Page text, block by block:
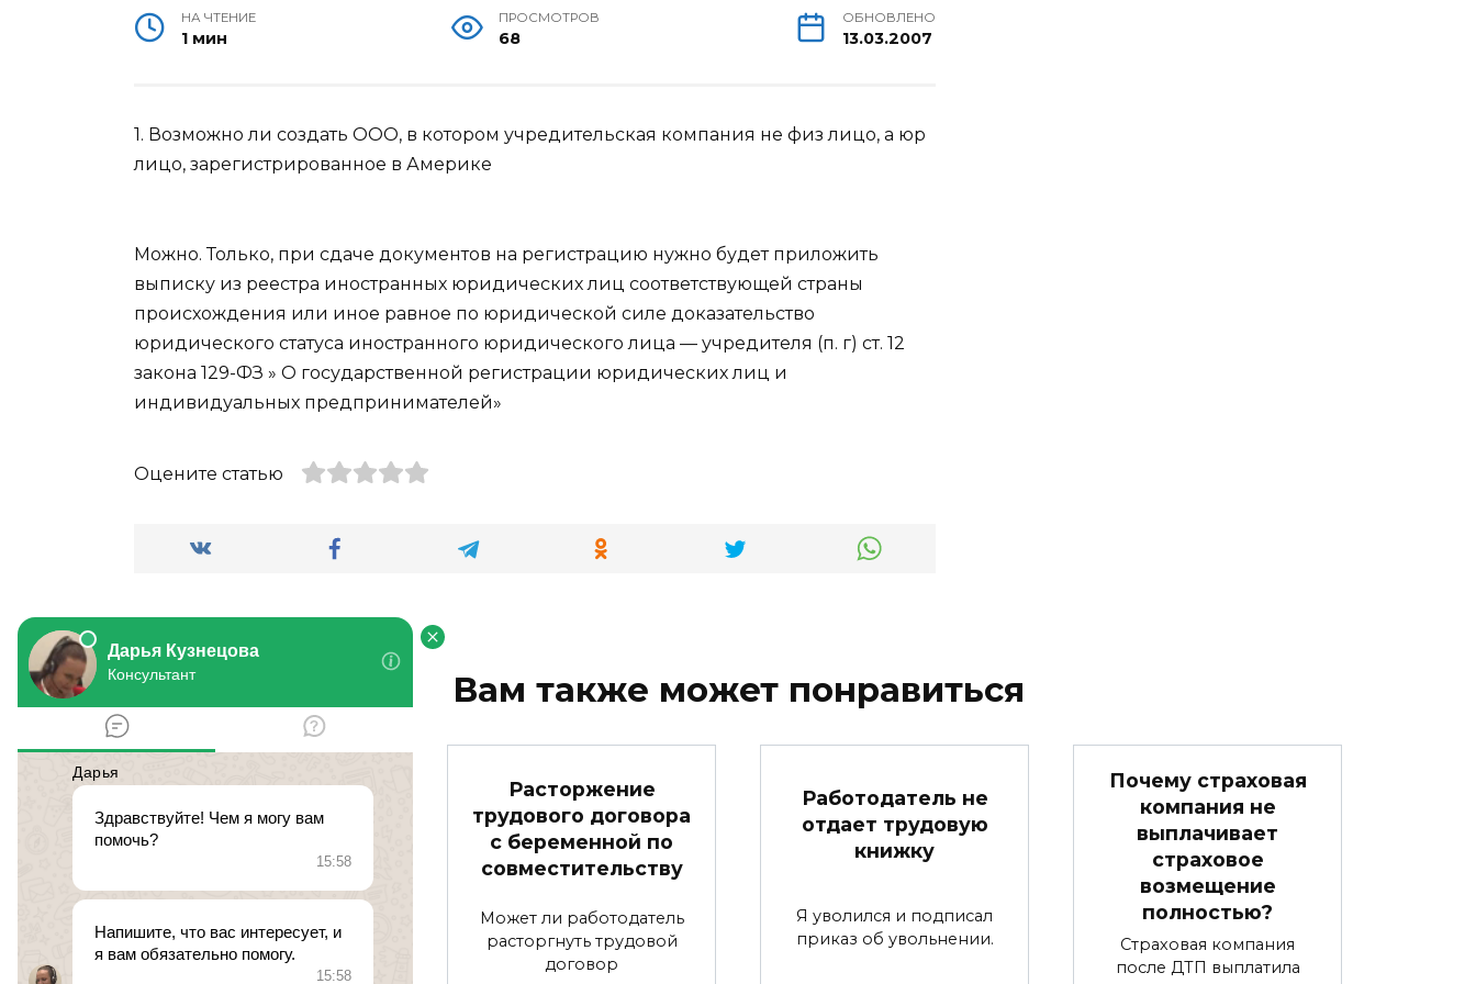
НА ЧТЕНИЕ
1 мин
ПРОСМОТРОВ
68
ОБНОВЛЕНО
13.03.2007
1. Возможно ли создать ООО, в котором учредительская компания не физ лицо, а юр
лицо, зарегистрированное в Америке
Можно. Только, при сдаче документов на регистрацию нужно будет приложить
выписку из реестра иностранных юридических лиц соответствующей страны
происхождения или иное равное по юридической силе доказательство
юридического статуса иностранного юридического лица — учредителя (п. г) ст. 12
закона 129-ФЗ » О государственной регистрации юридических лиц и
индивидуальных предпринимателей»
Оцените статью
Вам также может понравиться
Что делать, если
соседи
из своих окон?
У нас в доме проживают
некультурные люди.
Расторжение
трудового договора
с беременной по
совместительству
Может ли работодатель
расторгнуть трудовой
договор
Работодатель не
отдает трудовую
книжку
Я уволился и подписал
приказ об увольнении.
Почему страховая
компания не
выплачивает
страховое
возмещение
полностью?
Страховая компания
после ДТП выплатила